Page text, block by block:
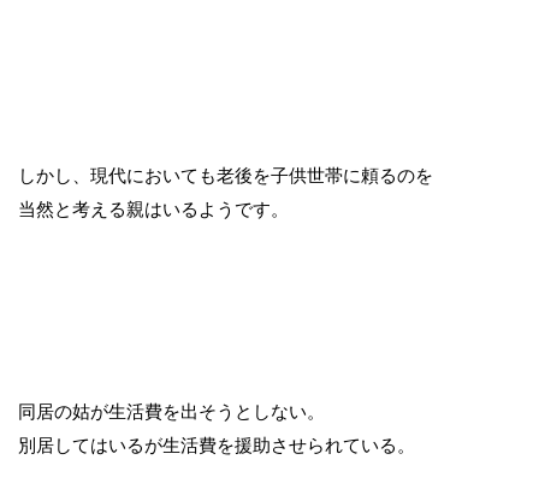
しかし、現代においても老後を子供世帯に頼るのを
当然と考える親はいるようです。
同居の姑が生活費を出そうとしない。
別居してはいるが生活費を援助させられている。